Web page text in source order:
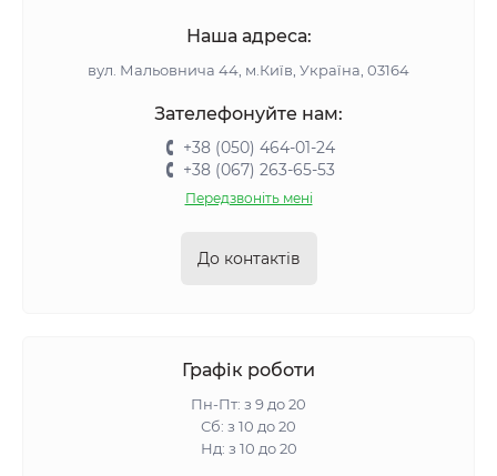
Наша адреса:
вул. Мальовнича 44, м.Київ, Україна, 03164
Зателефонуйте нам:
+38 (050) 464-01-24
+38 (067) 263-65-53
Передзвоніть мені
До контактів
Графік роботи
Пн-Пт: з 9 до 20
Сб: з 10 до 20
Нд: з 10 до 20